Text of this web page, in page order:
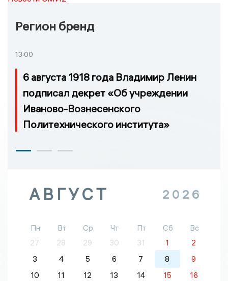
Регион бренд
13:00
6 августа 1918 года Владимир Ленин
подписал декрет «Об учреждении
Иваново-Вознесенского
Политехнического института»
АВГУСТ 2026
Пн Вт Ср Чт Пт Сб
Вс
27
28 29 30 31 1
2
3
4 5 6 7 8
9
10
11 12 13 14 15
16